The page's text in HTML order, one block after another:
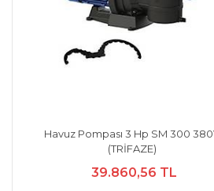
Havuz Pompası 3 Hp SM 300
(TRİFAZE)
39.860,56 TL